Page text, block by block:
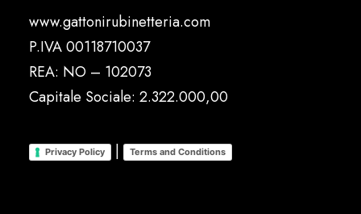
www.gattonirubinetteria.com
P.IVA 00118710037
REA: NO – 102073
Capitale Sociale: 2.322.000,00
Privacy Policy | Terms and Conditions